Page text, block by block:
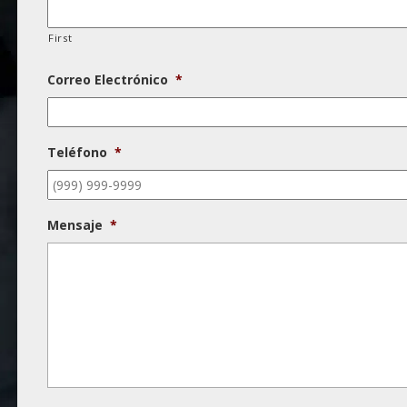
First
Correo Electrónico *
Teléfono *
Mensaje *